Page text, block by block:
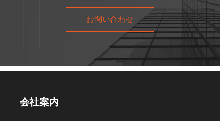
お問い合わせ
会社案内